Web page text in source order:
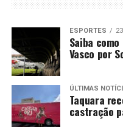
ESPORTES
Saiba
Vasco por
ÚLTIMAS
Taquara
castração